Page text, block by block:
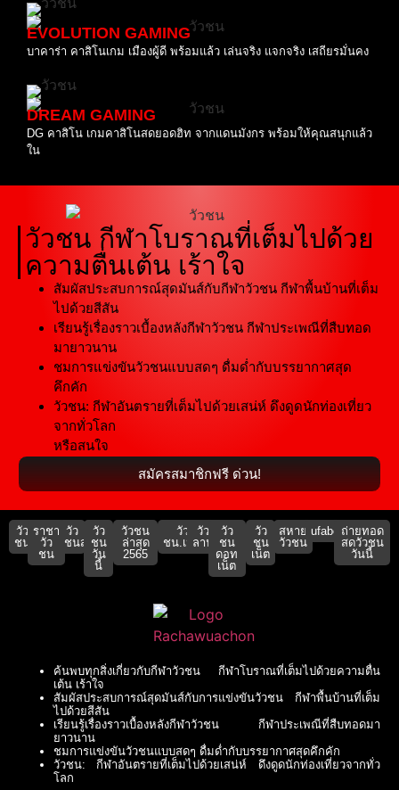
EVOLUTION GAMING
บาคาร่า คาสิโนเกม เมืองผู้ดี พร้อมแล้ว เล่นจริง แจกจริง เสถียรมั่นคง
DREAM GAMING
DG คาสิโน เกมคาสิโนสดยอดฮิท จากแดนมังกร พร้อมให้คุณสนุกแล้ว
ใน
วัวชน กีฬาโบราณที่เต็มไปด้วย
ความตื่นเต้น เร้าใจ
สัมผัสประสบการณ์สุดมันส์กับกีฬาวัวชน กีฬาพื้นบ้านที่เต็ม
ไปด้วยสีสัน
เรียนรู้เรื่องราวเบื้องหลังกีฬาวัวชน กีฬาประเพณีที่สืบทอด
มายาวนาน
ชมการแข่งขันวัวชนแบบสดๆ ดื่มด่ำกับบรรยากาศสุด
คึกคัก
วัวชน: กีฬาอันตรายที่เต็มไปด้วยเสน่ห์ ดึงดูดนักท่องเที่ยว
จากทั่วโลก
หรือสนใจ
สมัครสมาชิกฟรี ด่วน!
วัว
ชน
ราชา
วัว
ชน
วัว
ชนสด
วัว
ชน
วัน
นี้
วัวชน
ล่าสุด
2565
วัว
ชน.เน็ต
วัว
ลาน
วัว
ชน
ดอท
เน็ต
วัว
ชน
เน็ต
สหาย
วัวชน
ufabet911ถ่ายทอด
สดวัวชน
วันนี้
ค้นพบทุกสิ่งเกี่ยวกับกีฬาวัวชน กีฬาโบราณที่เต็มไปด้วยความตื่น
เต้น เร้าใจ
สัมผัสประสบการณ์สุดมันส์กับการแข่งขันวัวชน กีฬาพื้นบ้านที่เต็ม
ไปด้วยสีสัน
เรียนรู้เรื่องราวเบื้องหลังกีฬาวัวชน กีฬาประเพณีที่สืบทอดมา
ยาวนาน
ชมการแข่งขันวัวชนแบบสดๆ ดื่มด่ำกับบรรยากาศสุดคึกคัก
วัวชน: กีฬาอันตรายที่เต็มไปด้วยเสน่ห์ ดึงดูดนักท่องเที่ยวจากทั่ว
โลก